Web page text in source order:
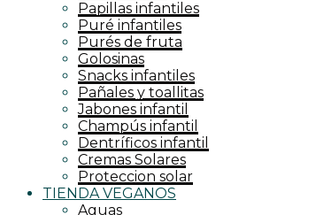
Papillas infantiles
Puré infantiles
Purés de fruta
Golosinas
Snacks infantiles
Pañales y toallitas
Jabones infantil
Champús infantil
Dentríficos infantil
Cremas Solares
Proteccion solar
TIENDA VEGANOS
Aguas